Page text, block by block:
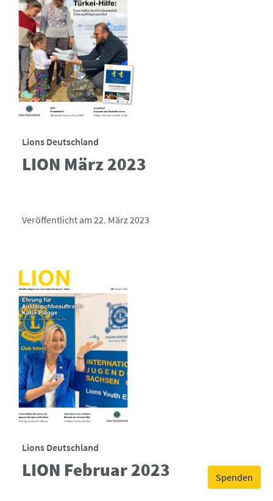
Spenden
Lions Deutschland
LION März 2023
Veröffentlicht am 22. März 2023
Lions Deutschland
LION Februar 2023